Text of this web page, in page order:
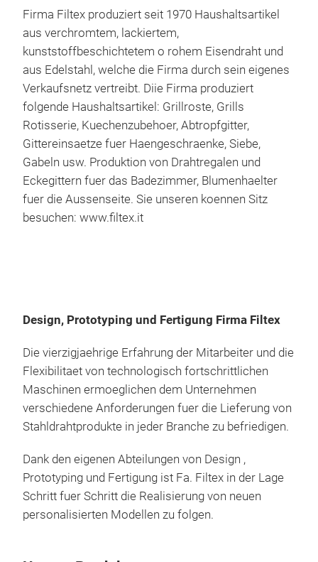
Firma Filtex produziert seit 1970 Haushaltsartikel
aus verchromtem, lackiertem,
kunststoffbeschichtetem o rohem Eisendraht und
aus Edelstahl, welche die Firma durch sein eigenes
Verkaufsnetz vertreibt. Diie Firma produziert
folgende Haushaltsartikel: Grillroste, Grills
Rotisserie, Kuechenzubehoer, Abtropfgitter,
Gittereinsaetze fuer Haengeschraenke, Siebe,
Gabeln usw. Produktion von Drahtregalen und
Eckegittern fuer das Badezimmer, Blumenhaelter
fuer die Aussenseite. Sie unseren koennen Sitz
besuchen: www.filtex.it
Design, Prototyping und Fertigung Firma Filtex
Die vierzigjaehrige Erfahrung der Mitarbeiter und die
Flexibilitaet von technologisch fortschrittlichen
Maschinen ermoeglichen dem Unternehmen
verschiedene Anforderungen fuer die Lieferung von
Stahldrahtprodukte in jeder Branche zu befriedigen.
Dank den eigenen Abteilungen von Design ,
Prototyping und Fertigung ist Fa. Filtex in der Lage
Schritt fuer Schritt die Realisierung von neuen
personalisierten Modellen zu folgen.